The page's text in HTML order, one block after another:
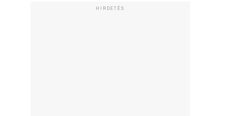
HIRDETÉS